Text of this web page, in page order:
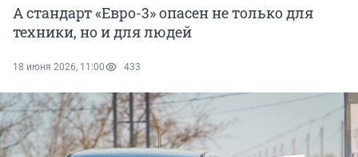
А стандарт «Евро-3» опасен не только для
техники, но и для людей
18 июня 2026, 11:00 433